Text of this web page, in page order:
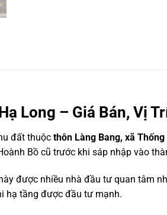
Long – Giá Bán, Vị
đất thuộc thôn Làng Bang, xã
Bồ cũ trước khi sáp nhập vào
được nhiều nhà đầu tư quan tâm
hạ tầng được đầu tư mạnh.